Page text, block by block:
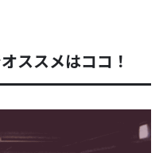
ススメはココ！